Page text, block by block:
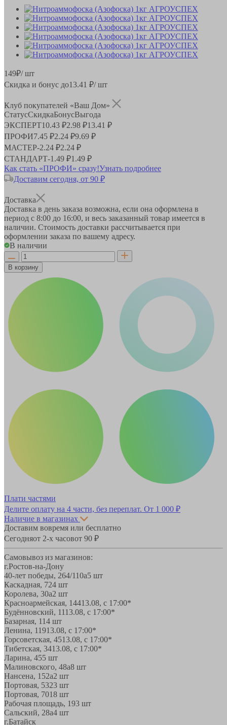
149₽/ шт
Скидка и бонус до13.41 ₽/ шт
Клуб покупателей «Ваш Дом»
СтатусСкидкаБонусВыгода
ЭКСПЕРТ10.43 ₽2.98 ₽13.41 ₽
ПРОФИ7.45 ₽2.24 ₽9.69 ₽
МАСТЕР-2.24 ₽2.24 ₽
СТАНДАРТ-1.49 ₽1.49 ₽
Как стать «ПРОФИ» сразу!Узнать подробнее
Доставим сегодня, от 90 ₽
Доставка
Доставка в день заказа возможна, если она оформлена в
период с 8:00 до 16:00, и весь заказанный товар имеется в
наличии. Стоимость доставки рассчитывается при
оформлении заказа по вашему адресу.
В наличии
В корзину
Плати частями
Делите оплату на 4 части, без переплат. От 1 000 ₽
Наличие в магазинах
Доставим вовремя или бесплатно
Сегодняот 2-х часовот 90 ₽
Самовывоз из магазинов:
г.Ростов-на-Дону
40-лет победы, 264/110а5 шт
Каскадная, 724 шт
Королева, 30а2 шт
Красноармейская, 14413.08, с 17:00*
Будённовский, 1113.08, с 17:00*
Базарная, 114 шт
Ленина, 11913.08, с 17:00*
Горсоветская, 4513.08, с 17:00*
Тибетская, 3413.08, с 17:00*
Ларина, 455 шт
Малиновского, 48а8 шт
Нансена, 152а2 шт
Портовая, 5323 шт
Портовая, 7018 шт
Рабочая площадь, 193 шт
Сальский, 28a4 шт
г.Батайск